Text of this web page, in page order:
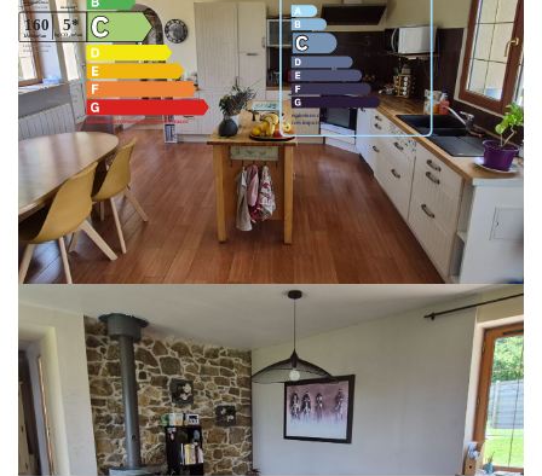
Montant estimé des dépenses annuelles d'énergie pour un usage standard
entre 2170€ et 3110€. indexées aux années 2021,2022 et 2023
(abonnement compris).
Ce bien est soumis à un diagnostic ERP (État des Risques et
Pollutions). Pour en savoir plus, rendez-vous sur
https://www.georisques.gouv.fr/
Partager :